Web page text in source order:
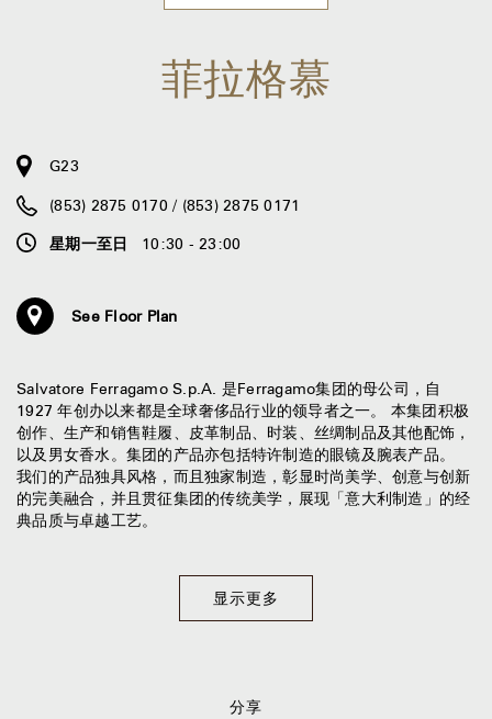
菲拉格慕
G23
(853) 2875 0170 / (853) 2875 0171
星期一至日
10:30 - 23:00
See Floor Plan
Salvatore Ferragamo S.p.A. 是Ferragamo集团的母公司，自
1927 年创办以来都是全球奢侈品行业的领导者之一。 本集团积极
创作、生产和销售鞋履、皮革制品、时装、丝绸制品及其他配饰，
以及男女香水。集团的产品亦包括特许制造的眼镜及腕表产品。
我们的产品独具风格，而且独家制造，彰显时尚美学、创意与创新
的完美融合，并且贯征集团的传统美学，展现「意大利制造」的经
典品质与卓越工艺。
显示更多
分享